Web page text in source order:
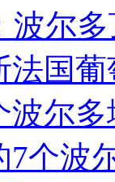
波尔
法国
波尔多
7个波